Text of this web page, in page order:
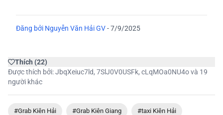
Đăng bởi Nguyễn Văn Hải GV-7/9/2025
Thích (22)
Được thích bởi:JbqXeiuc7ld, 7SlJ0V0USFk, cLqMOa0NU4ovà 19
người khác
#Grab Kiên Hải #Grab Kiên Giang #taxi Kiên Hải